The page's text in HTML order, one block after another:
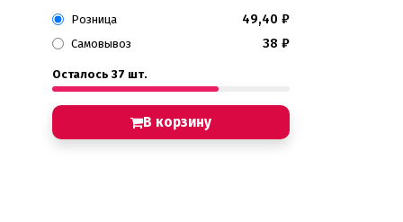
Розница 49,40 ₽
Самовывоз 38 ₽
Осталось 37 шт.
В корзину